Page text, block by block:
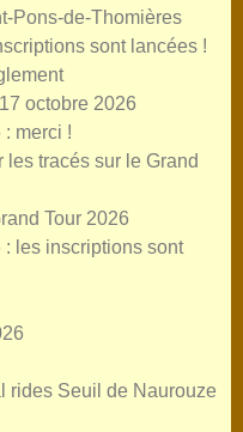
Pons-de-Thomières
sont lancées !
octobre 2026
: merci !
tracés sur le Grand
Tour 2026
: les inscriptions sont
rides Seuil de Naurouze